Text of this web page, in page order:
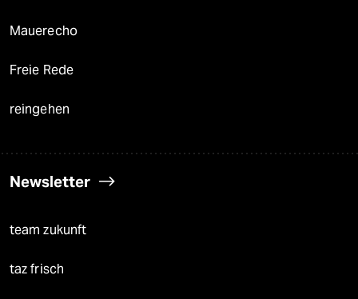
Mauerecho
Freie Rede
reingehen
Newsletter
team zukunft
taz frisch